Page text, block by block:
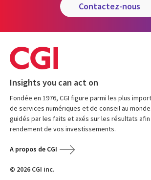
contactez-nous
Insights you can act on
Fondée en 1976, CGI figure parmi les plus
de services numériques et de conseil au
guidés par les faits et axés sur les résultats afin
rendement de vos investissements.
A propos de CGI
© 2026 CGI inc.